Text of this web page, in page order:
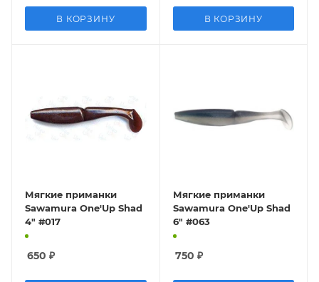
В КОРЗИНУ В КОРЗИНУ
Мягкие приманки
Sawamura One'Up Shad
4" #017
650 ₽
Мягкие приманки
Sawamura One'Up Shad
6" #063
750 ₽